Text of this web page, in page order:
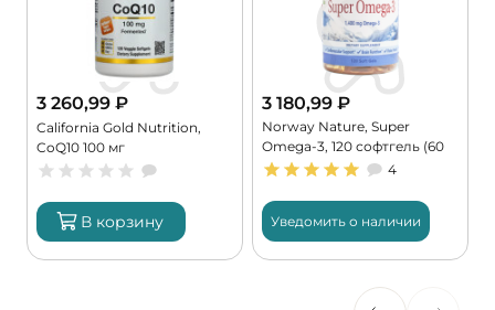
3 260,99 ₽
California Gold Nutrition,
CoQ10 100 мг
В корзину
3 180,99 ₽
Norway Nature, Super
Omega-3, 120 софтгель (60
порций)
4
Уведомить о наличии